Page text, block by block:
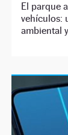
El parque
vehículos:
ambiental